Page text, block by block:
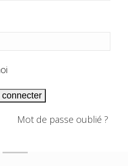
connecter
Mot de passe oublié ?